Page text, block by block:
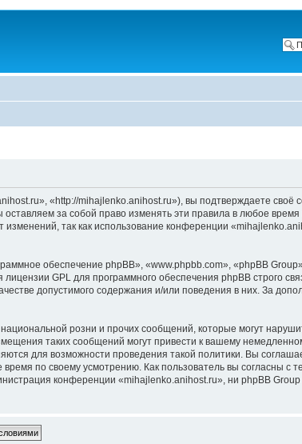
«http://mihajlenko.anihost.ru»), вы подтверждаете своё
за собой право изменять эти правила в любое время
так как использование конференции
обеспечение phpBB», «www.phpbb.com», «phpBB
лицензии GPL для программного обеспечения phpBB строго
допустимого содержания и/или поведения в них. За
розни и прочих сообщений, которые могут
таких сообщений могут привести к вашему
для возможности проведения такой политики. Вы
по своему усмотрению. Как пользователь вы согласны с
конференции «mihajlenko.anihost.ru», ни phpBB